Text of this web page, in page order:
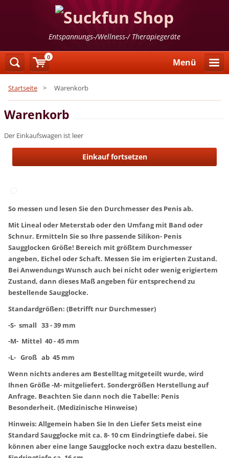
Entspannungs-/Wellness-/ Therapiegeräte
Menü
Startseite > Warenkorb
Warenkorb
Der Einkaufswagen ist leer
So messen und lesen Sie den Durchmesser des Penis ab.
Mit Lineal oder Meterstab oder den Umfang mit Band oder
Schnur. Ermitteln Sie so Ihre passende Silikon- Penis
Saugglocken Größe! Bereich mit größtem Durchmesser
angeben, Eichel oder Schaft. Messen Sie im erigierten Zustand.
Bei Anwendungs Wunsch auch bei nicht oder wenig erigiertem
Zustand, dann dieses Maß angeben für entsprechend zu
bestellende Saugglocke.
Standardgrößen: (Betrifft nur Durchmesser)
-S- small 33 - 39 mm
-M- Mittel 40 - 45 mm
-L- Groß ab 45 mm
Wenn nichts anderes am Bestelltag mitgeteilt wurde, wird
Ihnen Größe -M- mitgeliefert. Sondergrößen Herstellung auf
Anfrage. Beachten Sie dann noch die Tabelle: Penis
Besonderheit. (Medizinische Hinweise)
Hinweis: Allgemein haben Sie In den Liefer Sets meist eine
Standard Saugglocke mit ca. 8- 10 cm Eindringtiefe dabei. Sie
können aber eine lange Saugglocke noch extra dazu bestellen.
0